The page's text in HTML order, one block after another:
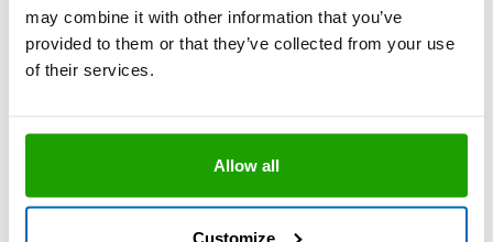
may combine it with other information that you’ve
provided to them or that they’ve collected from your use
of their services.
Allow all
Customize
Mit Bestellcode versehene Produkte, Gebinde
und/oder Farben sind in handelsüblichen Mengen ab
Lager verfügbar.
Folgen Sie uns auf Social Media